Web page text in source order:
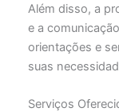
Além disso, a
e a
orientações e
suas
Serviços